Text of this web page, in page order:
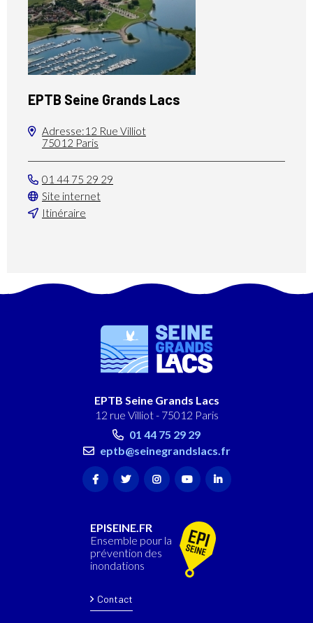
EPTB Seine Grands Lacs
Adresse:12 Rue Villiot
75012 Paris
01 44 75 29 29
Site internet
Itinéraire
EPTB Seine Grands Lacs
12 rue Villiot - 75012 Paris
01 44 75 29 29
eptb@seinegrandslacs.fr
EPISEINE.FR
Ensemble pour la
prévention des
inondations
Contact